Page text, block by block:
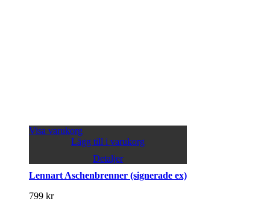
Visa varukorg
Lägg till i varukorg
Detaljer
Lennart Aschenbrenner (signerade ex)
799 kr